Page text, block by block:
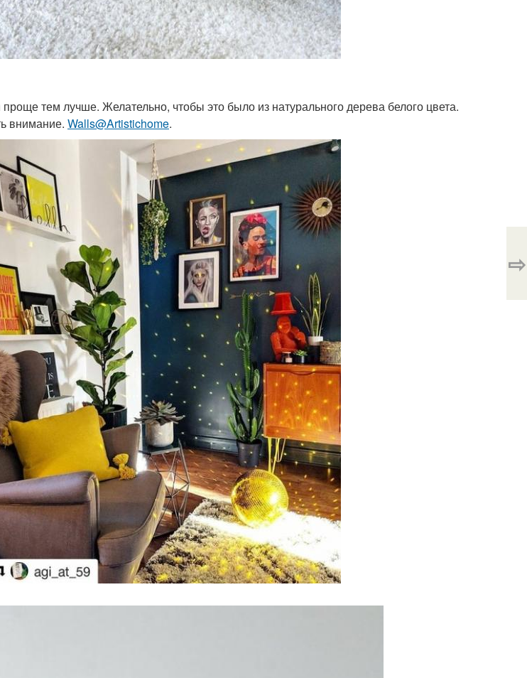
проще тем лучше. Желательно, чтобы это было из натурального дерева белого цвета.
внимание. Walls@Artistichome.
⇨